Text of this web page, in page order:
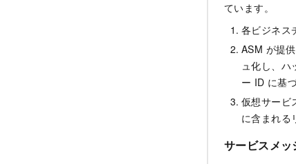
ています。
各ビジネス
ASM が提
ュ化し、ハ
ー ID に基
仮想サービ
に含まれる
サービスメ